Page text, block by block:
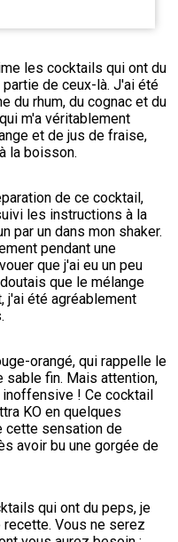
les cocktails qui ont du
de ceux-là. J'ai été
du rhum, du cognac et du
m'a véritablement
et de jus de fraise,
la boisson.
de ce cocktail,
les instructions à la
par un dans mon shaker.
pendant une
que j'ai eu un peu
que le mélange
j'ai été agréablement
orangé, qui rappelle le
sable fin. Mais attention,
! Ce cocktail
KO en quelques
cette sensation de
avoir bu une gorgée de
qui ont du peps, je
Vous ne serez